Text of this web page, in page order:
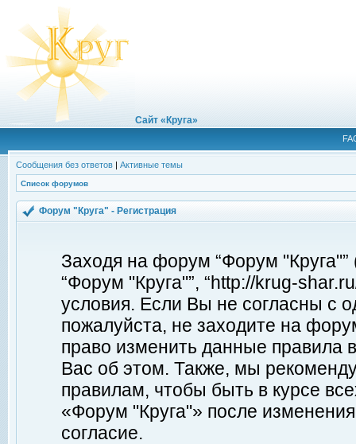
Сайт «Круга»
Сообщения без ответов | Активные темы
Список форумов
Форум "Круга" - Регистрация
Заходя на форум “Форум
“Форум "Круга"”, “http://krug-
условия. Если Вы не согласны с
пожалуйста, не заходите на
право изменить данные правила
Вас об этом. Также, мы
правилам, чтобы быть в курсе
«Форум "Круга"» после
согласие.